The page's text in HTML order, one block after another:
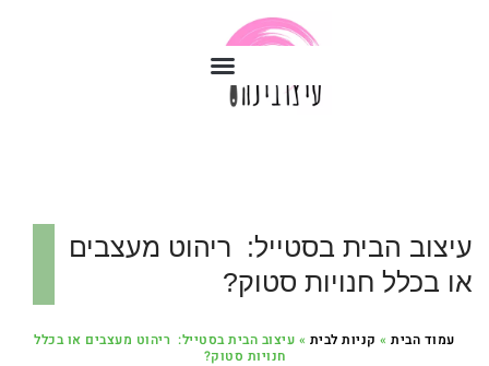
עיצוב הבית בסטייל: ריהוט מעצבים
או בכלל חנויות סטוק?
עמוד הבית» קניות לבית » עיצוב הבית בסטייל: ריהוט מעצבים או בכלל
חנויות סטוק?